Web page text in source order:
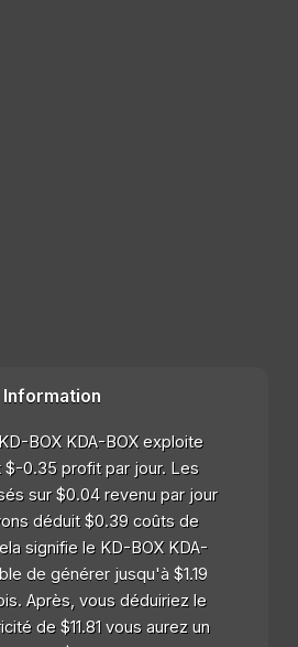
Information
BOX KDA-BOX exploite
$-0.35 profit par jour. Les
sur $0.04 revenu par jour
déduit $0.39 coûts de
signifie le KD-BOX KDA-
de générer jusqu'à $1.19
Après, vous déduiriez le
de $11.81 vous aurez un